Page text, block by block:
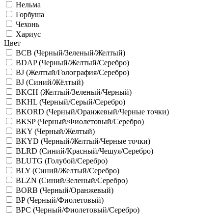
Нельма
Горбуша
Чехонь
Хариус
Цвет
BCB (Черный/Зеленый/Желтый)
BDAP (Черный/Желтый/Серебро)
BJ (Желтый/Голография/Серебро)
BJ (Синий/Жёлтый)
BKCH (Желтый/Зеленый/Черный)
BKHL (Черный/Серый/Серебро)
BKORD (Черный/Оранжевый/Черные точки)
BKSP (Черный/Фиолетовый/Серебро)
BKY (Черный/Желтый)
BKYD (Черный/Желтый/Черные точки)
BLRD (Синий/Красный/Чешуя/Серебро)
BLUTG (Голубой/Серебро)
BLY (Синий/Желтый/Серебро)
BLZN (Синий/Зеленый/Серебро)
BORB (Черный/Оранжевый)
BP (Черный/Фиолетовый)
BPC (Черный/Фиолетовый/Серебро)